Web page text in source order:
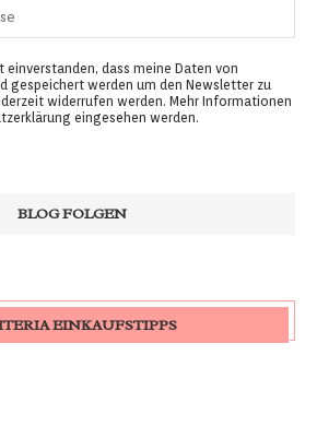
einverstanden, dass meine Daten von
gespeichert werden um den Newsletter zu
widerrufen werden. Mehr Informationen
eingesehen werden.
EINKAUFSTIPPS